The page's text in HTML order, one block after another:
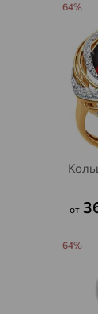
от
64%
64%